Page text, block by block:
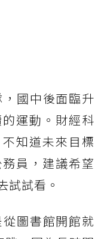
國中後面臨升
運動。財經科
知道未來目標
員，建議希望
試試看。
圖書館開館就